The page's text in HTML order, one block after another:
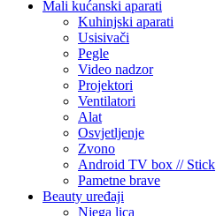
Mali kućanski aparati
Kuhinjski aparati
Usisivači
Pegle
Video nadzor
Projektori
Ventilatori
Alat
Osvjetljenje
Zvono
Android TV box // Stick
Pametne brave
Beauty uređaji
Njega lica